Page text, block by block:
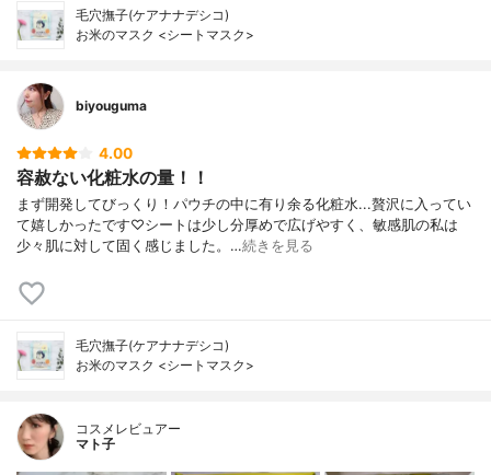
毛穴撫子(ケアナナデシコ)
お米のマスク <シートマスク>
biyouguma
4.00
容赦ない化粧水の量！！
まず開発してびっくり！パウチの中に有り余る化粧水...贅沢に入ってい
て嬉しかったです♡シートは少し分厚めで広げやすく、敏感肌の私は
少々肌に対して固く感じました。…続きを見る
毛穴撫子(ケアナナデシコ)
お米のマスク <シートマスク>
コスメレビュアー
マト子